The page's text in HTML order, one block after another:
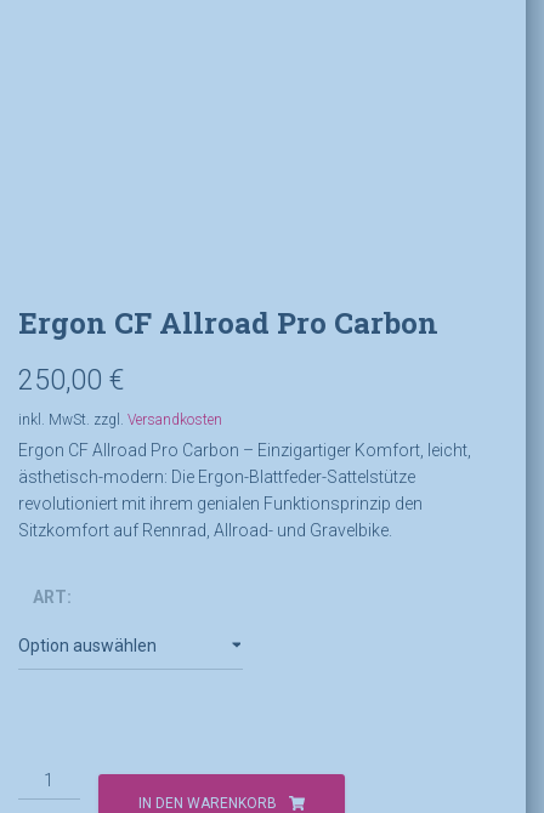
Ergon CF Allroad Pro Carbon
250,00 €
inkl. MwSt. zzgl. Versandkosten
Ergon CF Allroad Pro Carbon – Einzigartiger Komfort, leicht,
ästhetisch-modern: Die Ergon-Blattfeder-Sattelstütze
revolutioniert mit ihrem genialen Funktionsprinzip den
Sitzkomfort auf Rennrad, Allroad- und Gravelbike.
ART:
Ergon
CF
IN DEN WARENKORB